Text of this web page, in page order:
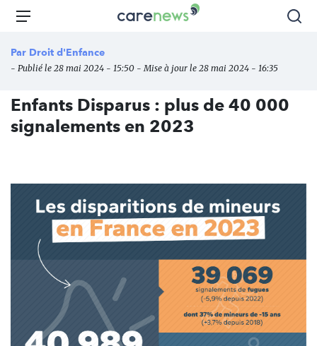
Aller
principal
Carenews,
des
l'engagement
Menu
Par Droit d'Enfance
- Publié le 28 mai 2024 - 15:50 - Mise à jour le 28 mai 2024 - 16:35
Enfants Disparus : plus de 40 000
signalements en 2023